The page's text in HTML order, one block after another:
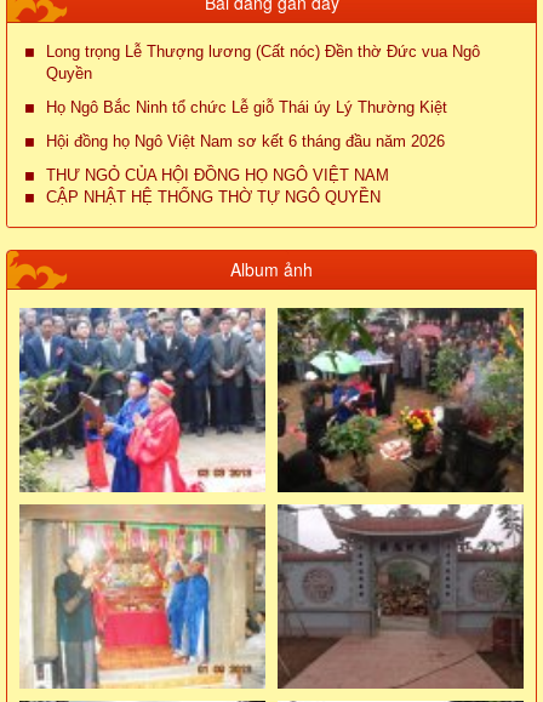
Long trọng Lễ Thượng lương (Cất nóc) Đền thờ Đức vua Ngô
Quyền
Họ Ngô Bắc Ninh tổ chức Lễ giỗ Thái úy Lý Thường Kiệt
Hội đồng họ Ngô Việt Nam sơ kết 6 tháng đầu năm 2026
THƯ NGỎ CỦA HỘI ĐỒNG HỌ NGÔ VIỆT NAM
CẬP NHẬT HỆ THỐNG THỜ TỰ NGÔ QUYỀN
Album ảnh